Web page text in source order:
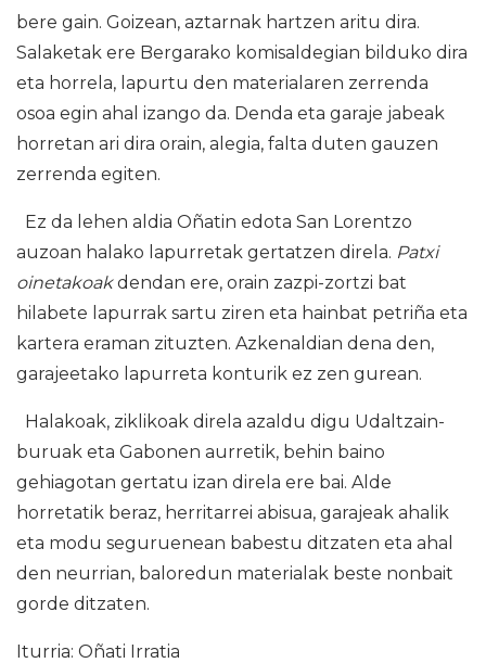
bere gain. Goizean, aztarnak hartzen aritu dira.
Salaketak ere Bergarako komisaldegian bilduko dira
eta horrela, lapurtu den materialaren zerrenda
osoa egin ahal izango da. Denda eta garaje jabeak
horretan ari dira orain, alegia, falta duten gauzen
zerrenda egiten.
Ez da lehen aldia Oñatin edota San Lorentzo
auzoan halako lapurretak gertatzen direla. Patxi
oinetakoakdendan ere, orain zazpi-zortzi bat
hilabete lapurrak sartu ziren eta hainbat petriña eta
kartera eraman zituzten. Azkenaldian dena den,
garajeetako lapurreta konturik ez zen gurean.
Halakoak, ziklikoak direla azaldu digu Udaltzain-
buruak eta Gabonen aurretik, behin baino
gehiagotan gertatu izan direla ere bai. Alde
horretatik beraz, herritarrei abisua, garajeak ahalik
eta modu seguruenean babestu ditzaten eta ahal
den neurrian, baloredun materialak beste nonbait
gorde ditzaten.
Iturria: Oñati Irratia